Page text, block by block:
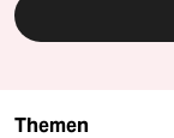
Themen